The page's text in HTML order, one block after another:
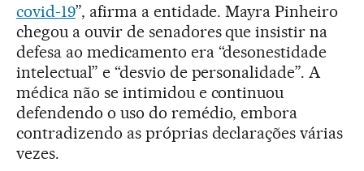
covid-19”, afirma a entidade. Mayra Pinheiro
chegou a ouvir de senadores que insistir na
defesa ao medicamento era “desonestidade
intelectual” e “desvio de personalidade”. A
médica não se intimidou e continuou
defendendo o uso do remédio, embora
contradizendo as próprias declarações várias
vezes.